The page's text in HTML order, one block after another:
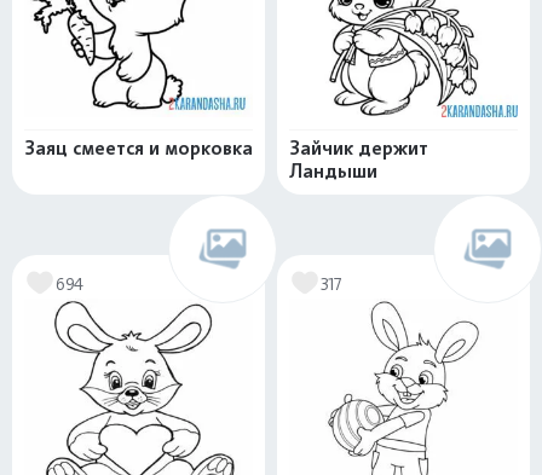
Заяц смеется и морковка
Зайчик держит
Ландыши
694 317